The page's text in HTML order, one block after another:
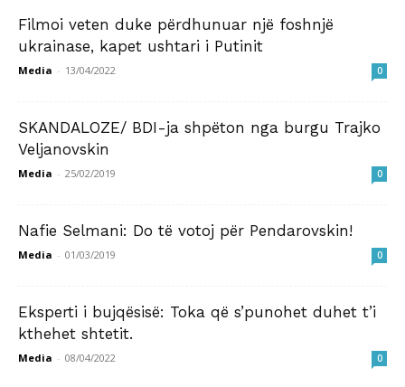
Filmoi veten duke përdhunuar një foshnjë
ukrainase, kapet ushtari i Putinit
Media - 13/04/2022 0
SKANDALOZE/ BDI-ja shpëton nga burgu Trajko
Veljanovskin
Media - 25/02/2019 0
Nafie Selmani: Do të votoj për Pendarovskin!
Media - 01/03/2019 0
Eksperti i bujqësisë: Toka që s’punohet duhet t’i
kthehet shtetit.
Media - 08/04/2022 0